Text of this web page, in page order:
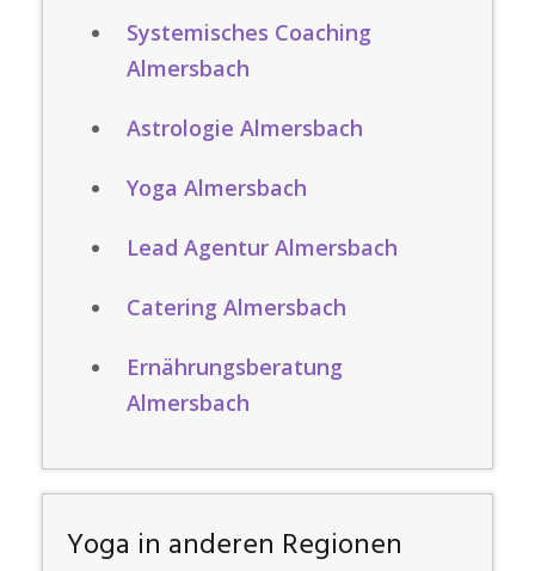
Systemisches Coaching
Almersbach
Astrologie Almersbach
Yoga Almersbach
Lead Agentur Almersbach
Catering Almersbach
Ernährungsberatung
Almersbach
Yoga in anderen Regionen